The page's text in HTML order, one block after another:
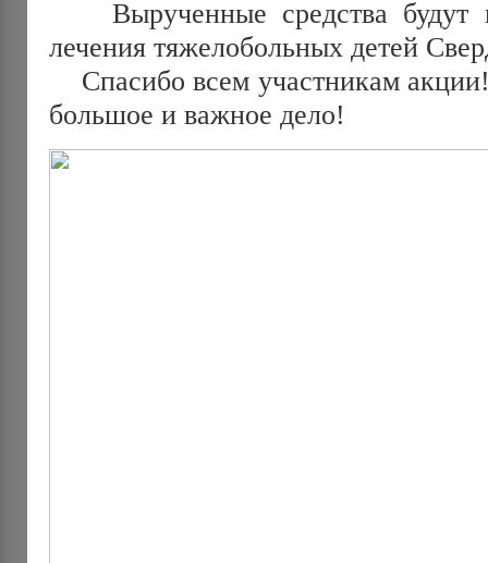
Вырученные средства будут
лечения тяжелобольных детей
Спасибо всем участникам
большое и важное дело!